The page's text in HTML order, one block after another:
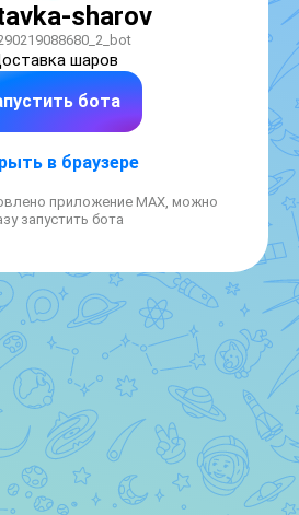
sharov
шаров
бота
в браузере
приложение MAX, можно
запустить бота